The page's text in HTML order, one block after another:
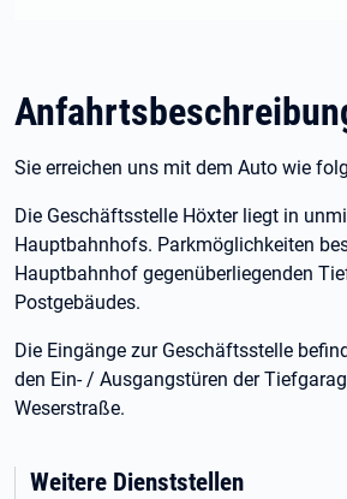
Sie erreichen uns mit dem Auto wie
Die Geschäftsstelle Höxter liegt in
Hauptbahnhofs. Parkmöglichkeiten
Hauptbahnhof gegenüberliegenden
Postgebäudes.
Die Eingänge zur Geschäftsstelle
den Ein- / Ausgangstüren der
Weserstraße.
Weitere Dienststellen